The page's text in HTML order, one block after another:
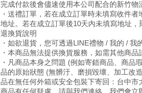
完成付款後會儘速使用本公司配合的新竹
・送禮訂單，若在成立訂單時未填寫收件
地址。若在成立訂單後10天內未填寫地址，
退換貨說明
・如欲退貨，您可透過LINE禮物 / 我的 / 我
・本商品無法提供換貨服務，如需其他商品
・凡商品本身之問題 (例如寄錯商品、商品
品的原始狀態 (無髒汙、磨損毀壞、加工改
品在無任何外箱或安全包裝下寄回：台中